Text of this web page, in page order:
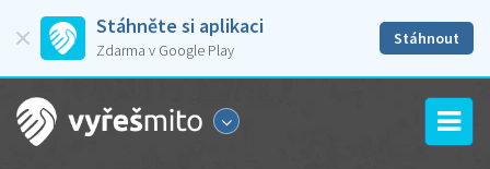
Stáhněte si aplikaci
Zdarma v Google Play
Stáhnout